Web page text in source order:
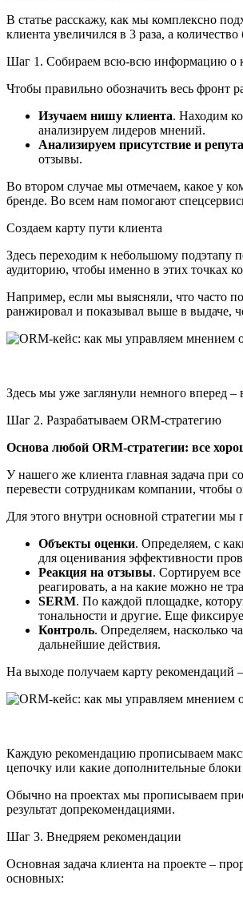
В статье расскажу, как мы комплексно
клиента увеличился в 3 раза, а
Шаг 1. Собираем всю-всю информацию о
Чтобы правильно обозначить весь фронт
Изучаем нишу клиента. Находим
анализируем лидеров мнений.
Анализируем присутствие и
отзывы.
Во втором случае мы отмечаем, какое у
бренде. Во всем нам помогают
Создаем карту пути клиента
Здесь переходим к небольшому подэтапу
аудиторию, чтобы именно в этих точках
Например, если мы выясняли, что часто
ранжировал и показывал выше в выдаче,
Здесь мы уже заглянули немного вперед –
Шаг 2. Разрабатываем ORM-стратегию
Основа любой ORM-стратегии: все
У нашего же клиента главная задача при
перевести сотрудникам компании, чтобы
Для этого внутри основной стратегии мы
Объекты оценки. Определяем, с
для оценивания эффективности
Реакция на отзывы. Сортируем
реагировать, а на какие можно не
SERM. По каждой площадке,
тональности и другие. Еще
Контроль. Определяем, насколько
дальнейшие действия.
На выходе получаем карту рекомендаций
Каждую рекомендацию прописываем
цепочку или какие дополнительные
Обычно на проектах мы прописываем
результат допрекомендациями.
Шаг 3. Внедряем рекомендации
Основная задача клиента на проекте –
основных: